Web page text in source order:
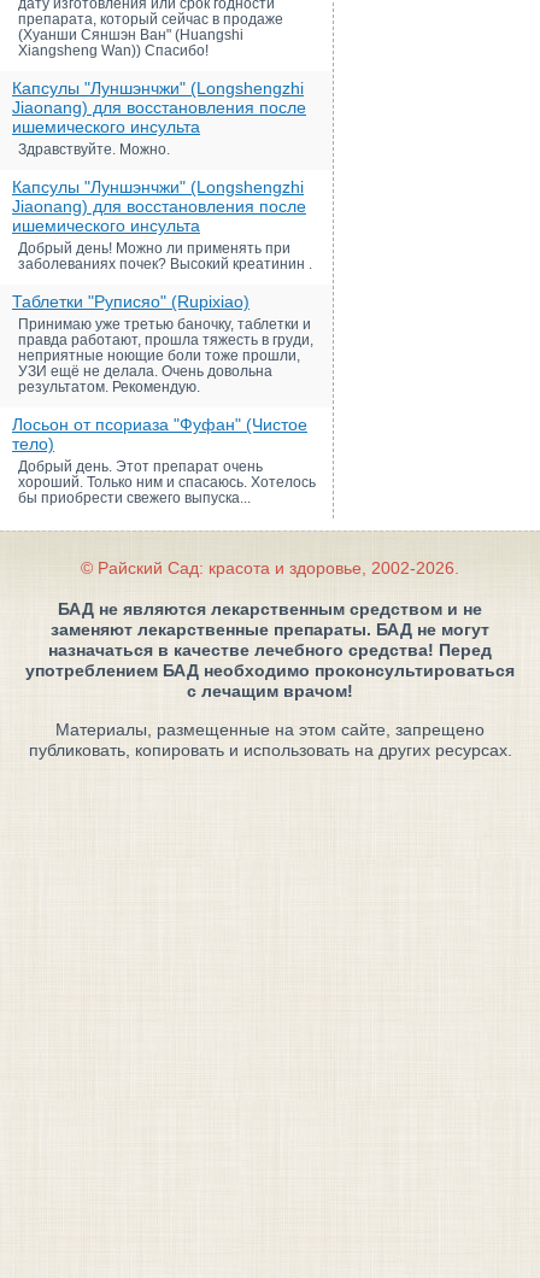
дату изготовления или срок годности
препарата, который сейчас в продаже
(Хуанши Сяншэн Ван" (Huangshi
Xiangsheng Wan)) Спасибо!
Капсулы "Луншэнчжи" (Longshengzhi
Jiaonang) для восстановления после
ишемического инсульта
Здравствуйте. Можно.
Капсулы "Луншэнчжи" (Longshengzhi
Jiaonang) для восстановления после
ишемического инсульта
Добрый день! Можно ли применять при
заболеваниях почек? Высокий креатинин .
Таблетки "Руписяо" (Rupixiao)
Принимаю уже третью баночку, таблетки и
правда работают, прошла тяжесть в груди,
неприятные ноющие боли тоже прошли,
УЗИ ещё не делала. Очень довольна
результатом. Рекомендую.
Лосьон от псориаза "Фуфан" (Чистое
тело)
Добрый день. Этот препарат очень
хороший. Только ним и спасаюсь. Хотелось
бы приобрести свежего выпуска...
© Райский Сад: красота и здоровье, 2002-2026.
БАД не являются лекарственным средством и не
заменяют лекарственные препараты. БАД не могут
назначаться в качестве лечебного средства! Перед
употреблением БАД необходимо проконсультироваться
с лечащим врачом!
Материалы, размещенные на этом сайте, запрещено
публиковать, копировать и использовать на других ресурсах.